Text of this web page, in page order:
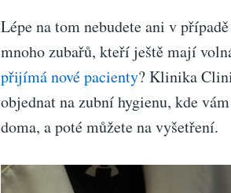
Lépe na tom nebudete ani v
mnoho zubařů, kteří ještě mají
přijímá nové pacienty? Klinika
objednat na zubní hygienu, kde
doma, a poté můžete na vyšetření.